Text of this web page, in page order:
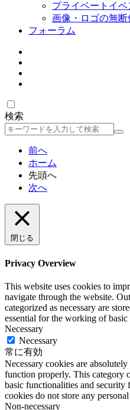
プライベートイベ
画像・ロゴの無
フォーラム
検索
検
前へ
ホーム
先頭へ
次へ
閉じる
Privacy Overview
This website uses cookies to
navigate through the website.
categorized as necessary are
essential for the working of
Necessary
Necessary
常に有効
Necessary cookies are
function properly. This category
basic functionalities and security
cookies do not store any
Non-necessary